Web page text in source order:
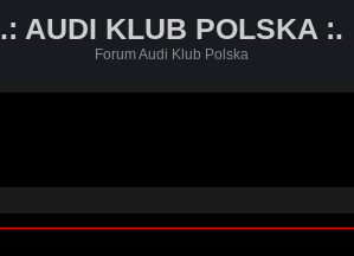
.: AUDI KLUB POLSKA :.
Forum Audi Klub Polska